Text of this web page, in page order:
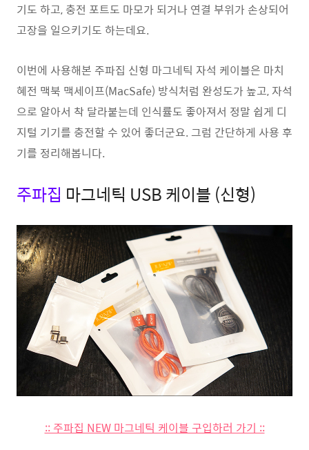
기도 하고, 충전 포트도 마모가 되거나 연결 부위가 손상되어
고장을 일으키기도 하는데요.
이번에 사용해본 주파집 신형 마그네틱 자석 케이블은 마치
혜전 맥북 맥세이프(MacSafe) 방식처럼 완성도가 높고, 자석
으로 알아서 착 달라붙는데 인식률도 좋아져서 정말 쉽게 디
지털 기기를 충전할 수 있어 좋더군요. 그럼 간단하게 사용 후
기를 정리해봅니다.
주파집 마그네틱 USB 케이블 (신형)
:: 주파집 NEW 마그네틱 케이블 구입하러 가기 ::